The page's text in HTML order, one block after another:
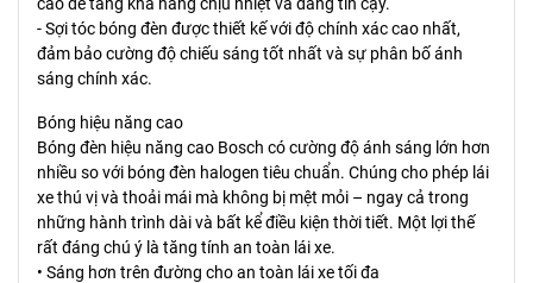
- Sợi tóc bóng đèn được thiết kế với độ chính xác cao nhất,
đảm bảo cường độ chiếu sáng tốt nhất và sự phân bố ánh
sáng chính xác.
Bóng hiệu năng cao
Bóng đèn hiệu năng cao Bosch có cường độ ánh sáng lớn hơn
nhiều so với bóng đèn halogen tiêu chuẩn. Chúng cho phép lái
xe thú vị và thoải mái mà không bị mệt mỏi – ngay cả trong
những hành trình dài và bất kể điều kiện thời tiết. Một lợi thế
rất đáng chú ý là tăng tính an toàn lái xe.
• Sáng hơn trên đường cho an toàn lái xe tối đa